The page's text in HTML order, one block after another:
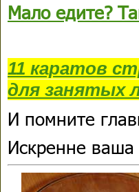
Мало едите?
11 каратов
для занятых
И помните
Искренне